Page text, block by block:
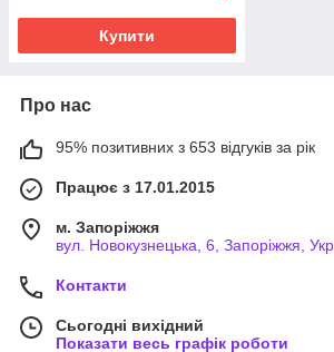
Купити
Про нас
95% позитивних з 653 відгуків за рік
Працює з 17.01.2015
м. Запоріжжя
вул. Новокузнецька, 6, Запоріжжя,
Контакти
Сьогодні вихідний
Показати весь графік роботи